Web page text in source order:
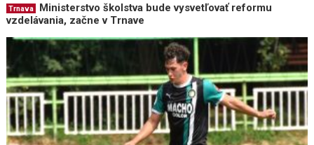
Trnava
Ministerstvo školstva bude vysvetľovať reformu
vzdelávania, začne v Trnave